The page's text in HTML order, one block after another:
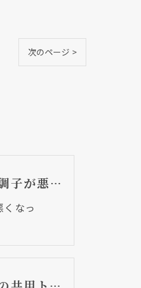
次のページ >
大阪市阿倍野区 給湯器の調子が悪くなって・・・
なっ